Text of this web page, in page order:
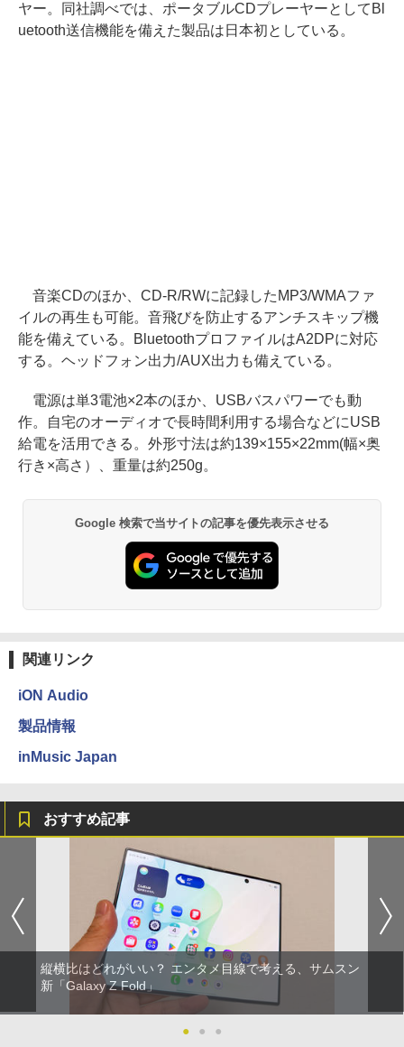
ヤー。同社調べでは、ポータブルCDプレーヤーとしてBl
uetooth送信機能を備えた製品は日本初としている。
音楽CDのほか、CD-R/RWに記録したMP3/WMAファ
イルの再生も可能。音飛びを防止するアンチスキップ機
能を備えている。BluetoothプロファイルはA2DPに対応
する。ヘッドフォン出力/AUX出力も備えている。
電源は単3電池×2本のほか、USBバスパワーでも動
作。自宅のオーディオで長時間利用する場合などにUSB
給電を活用できる。外形寸法は約139×155×22mm(幅×奥
行き×高さ）、重量は約250g。
Google 検索で当サイトの記事を優先表示させる
関連リンク
iON Audio
製品情報
inMusic Japan
おすすめ記事
縦横比はどれがいい？ エンタメ目線で考える、サムスン
新「Galaxy Z Fold」
● ● ●